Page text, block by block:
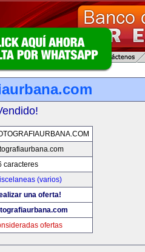
caracteres
(varios)
una oferta!
ofertas